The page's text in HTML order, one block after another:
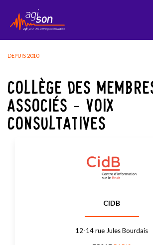
DEPUIS 2010
COLLÈGE DES
ASSOCIÉS - VOIX
CONSULTATIVES
CIDB
12-14 rue Jules Bourdais